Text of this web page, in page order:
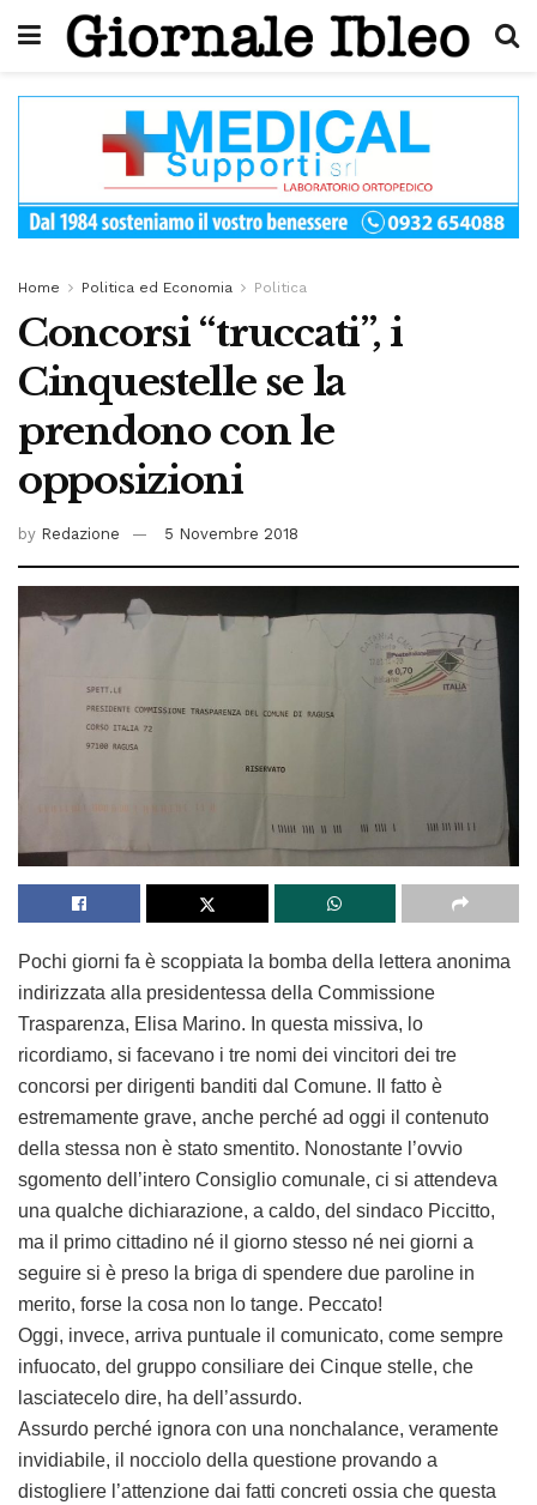
Home Politica ed Economia Politica
Concorsi “truccati”, i
Cinquestelle se la
prendono con le
opposizioni
by Redazione 5 Novembre 2018
Pochi giorni fa è scoppiata la bomba della lettera anonima
indirizzata alla presidentessa della Commissione
Trasparenza, Elisa Marino. In questa missiva, lo
ricordiamo, si facevano i tre nomi dei vincitori dei tre
concorsi per dirigenti banditi dal Comune. Il fatto è
estremamente grave, anche perché ad oggi il contenuto
della stessa non è stato smentito. Nonostante l’ovvio
sgomento dell’intero Consiglio comunale, ci si attendeva
una qualche dichiarazione, a caldo, del sindaco Piccitto,
ma il primo cittadino né il giorno stesso né nei giorni a
seguire si è preso la briga di spendere due paroline in
merito, forse la cosa non lo tange. Peccato!
Oggi, invece, arriva puntuale il comunicato, come sempre
infuocato, del gruppo consiliare dei Cinque stelle, che
lasciatecelo dire, ha dell’assurdo.
Assurdo perché ignora con una nonchalance, veramente
invidiabile, il nocciolo della questione provando a
distogliere l’attenzione dai fatti concreti ossia che questa